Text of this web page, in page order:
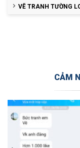
VẼ TRANH TƯỜNG
CẢM